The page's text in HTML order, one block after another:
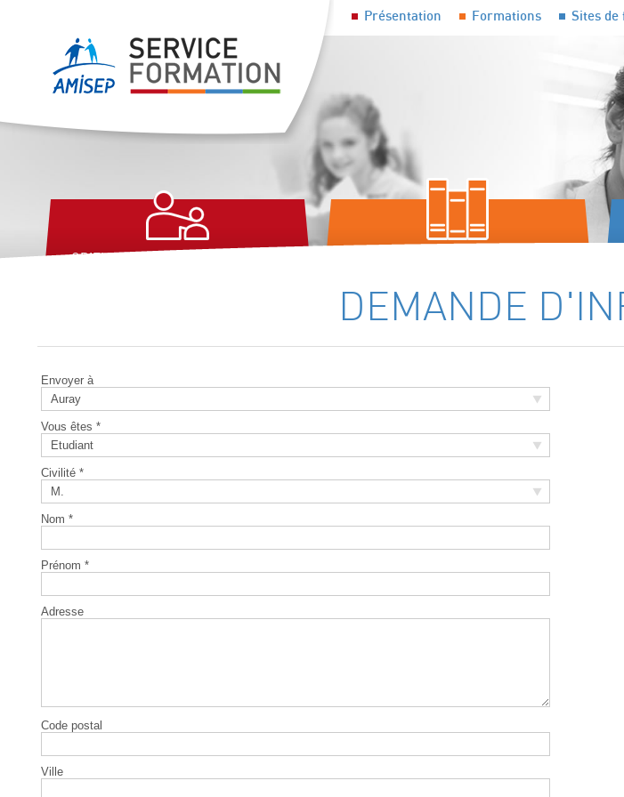
Présentation Formations Sites de
ORIENTATION PROFESSIONNELLE,
DEMANDE
Envoyer à
Auray
Vous êtes *
Etudiant
Civilité *
M.
Nom *
Prénom *
Adresse
Code postal
Ville